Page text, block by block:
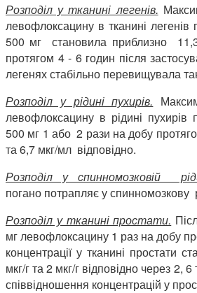
Розподіл у тканині легенів.
левофлоксацину в тканині
500 мг становила приблизно 11,3
протягом 4 - 6 годин після
легенях стабільно перевищувала
Розподіл у рідині пухирів.
левофлоксацину в рідині
500 мг 1 або 2 рази на добу
та 6,7 мкг/мл відповідно.
Розподіл у спинномозковій
погано потрапляє у спинномозкову
Розподіл у тканині простати.
мг левофлоксацину 1 раз на добу
концентрації у тканині простати
мкг/г та 2 мкг/г відповідно через 2,
співвідношення концентрацій у